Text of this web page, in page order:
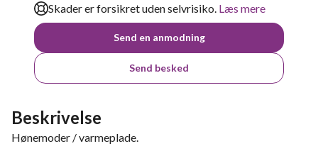
Skader er forsikret uden selvrisiko. Læs mere
Send en anmodning
Send besked
Beskrivelse
Hønemoder / varmeplade.